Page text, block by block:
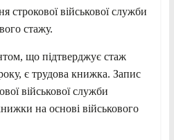
строкової військової служби
стажу.
що підтверджує стаж
є трудова книжка. Запис
військової служби
на основі військового